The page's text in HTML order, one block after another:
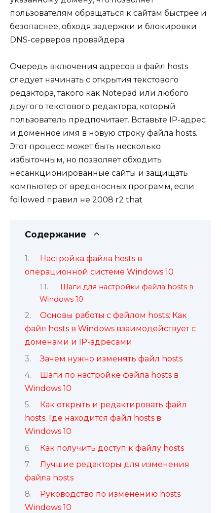
пользователям обращаться к сайтам быстрее и
безопаснее, обходя задержки и блокировки
DNS-серверов провайдера.
Очередь включения адресов в файл hosts
следует начинать с открытия текстового
редактора, такого как Notepad или любого
другого текстового редактора, который
пользователь предпочитает. Вставьте IP-адрес
и доменное имя в новую строку файла hosts.
Этот процесс может быть несколько
избыточным, но позволяет обходить
несанкционированные сайты и защищать
компьютер от вредоносных программ, если
followed правил не 2008 r2 that
Содержание
Настройка файла hosts в
операционной системе Windows 10
Шаги для настройки файла hosts в
Windows 10
Основы работы с файлом hosts: Как
файл hosts в Windows взаимодействует с
доменами и IP-адресами
Зачем нужно изменять файл hosts
Шаги по настройке файла hosts в
Windows 10
Как открыть и редактировать файл
hosts. Где находится файл hosts в
Windows 10
Как получить доступ к файлу hosts
Лучшие редакторы для изменения
файла hosts
Руководство по изменению hosts
Windows 10